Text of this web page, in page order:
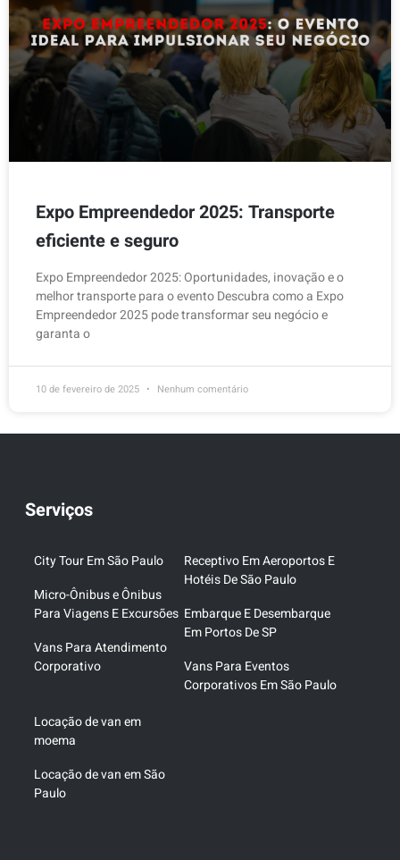
Expo Empreendedor 2025: Transporte
eficiente e seguro
Expo Empreendedor 2025: Oportunidades, inovação e o
melhor transporte para o evento Descubra como a Expo
Empreendedor 2025 pode transformar seu negócio e
garanta o
10 de fevereiro de 2025 Nenhum comentário
Serviços
City Tour Em São Paulo
Micro-Ônibus e Ônibus
Para Viagens E Excursões
Vans Para Atendimento
Corporativo
Receptivo Em Aeroportos E
Hotéis De São Paulo
Embarque E Desembarque
Em Portos De SP
Vans Para Eventos
Corporativos Em São Paulo
Locação de van em
moema
Locação de van em São
Paulo